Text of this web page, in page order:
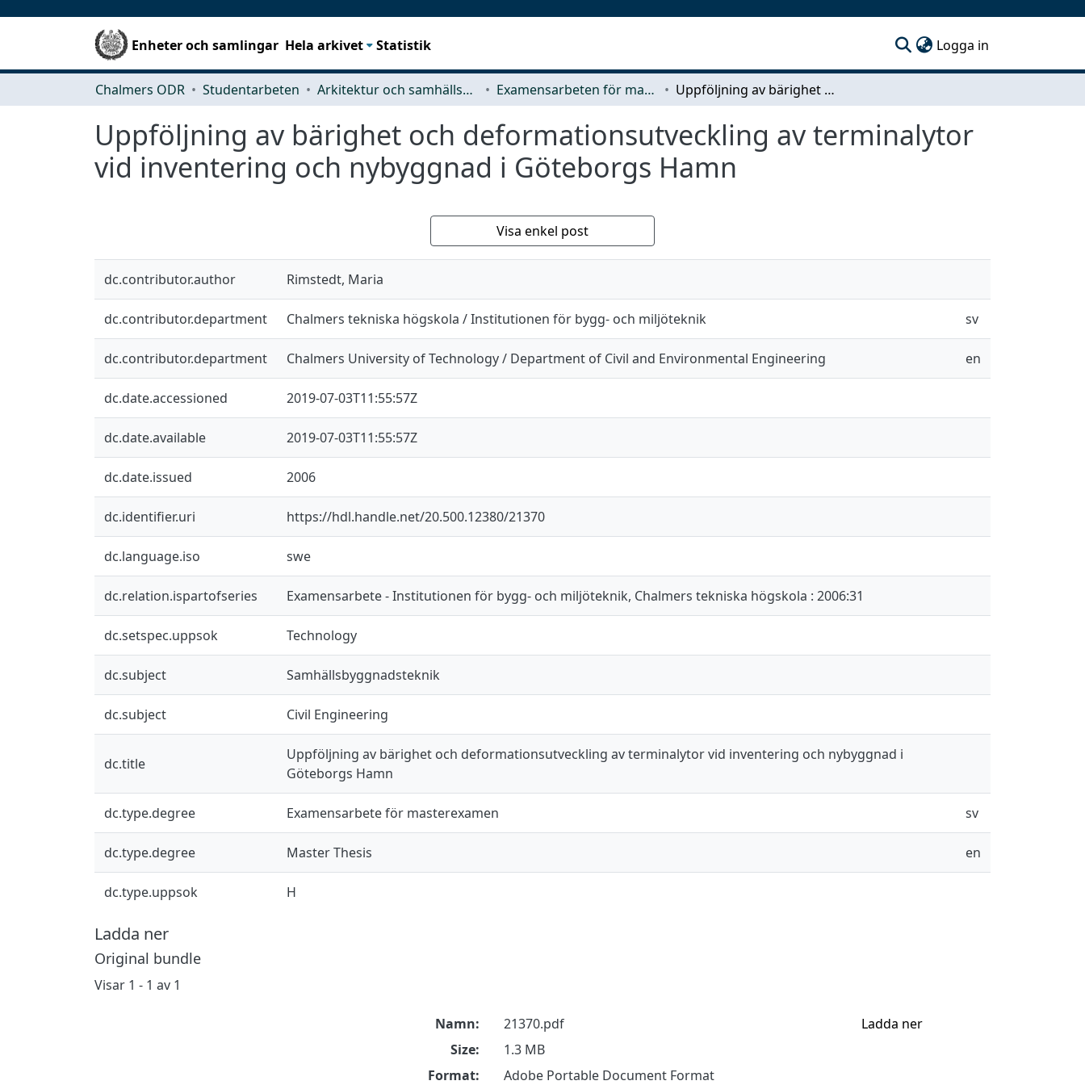
Enheter och samlingar Hela arkivet Statistik Logga in
Chalmers ODR Studentarbeten Arkitektur och samhällsbyggnadsteknik (ACE) Examensarbeten för masterexamen Uppföljning av bärighet och deformationsutveckling av terminalytor vid inventering och nybyggnad i Göteborgs Hamn
Uppföljning av bärighet och deformationsutveckling av terminalytor
vid inventering och nybyggnad i Göteborgs Hamn
Visa enkel post
dc.contributor.author Rimstedt, Maria
dc.contributor.department Chalmers tekniska högskola / Institutionen för bygg- och miljöteknik sv
dc.contributor.department Chalmers University of Technology / Department of Civil and Environmental Engineering en
dc.date.accessioned 2019-07-03T11:55:57Z
dc.date.available 2019-07-03T11:55:57Z
dc.date.issued 2006
dc.identifier.uri https://hdl.handle.net/20.500.12380/21370
dc.language.iso swe
dc.relation.ispartofseries Examensarbete - Institutionen för bygg- och miljöteknik, Chalmers tekniska högskola : 2006:31
dc.setspec.uppsok Technology
dc.subject Samhällsbyggnadsteknik
dc.subject Civil Engineering
dc.title
Uppföljning av bärighet och deformationsutveckling av terminalytor vid inventering och nybyggnad i
Göteborgs Hamn
dc.type.degree Examensarbete för masterexamen sv
dc.type.degree Master Thesis en
dc.type.uppsok H
Ladda ner
Original bundle
Visar 1 - 1 av 1
Namn:
21370.pdf
Size:
1.3 MB
Format:
Adobe Portable Document Format
Ladda ner